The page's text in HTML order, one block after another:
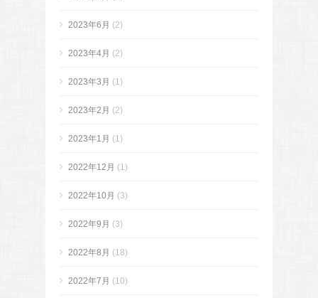
2023年6月 (2)
2023年4月 (2)
2023年3月 (1)
2023年2月 (2)
2023年1月 (1)
2022年12月 (1)
2022年10月 (3)
2022年9月 (3)
2022年8月 (18)
2022年7月 (10)